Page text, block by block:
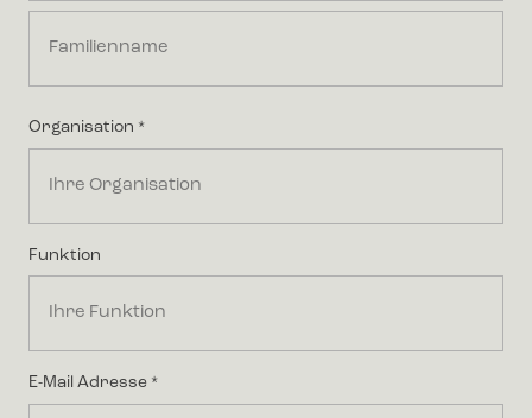
Middle
Organisation *
Funktion
E-Mail Adresse *